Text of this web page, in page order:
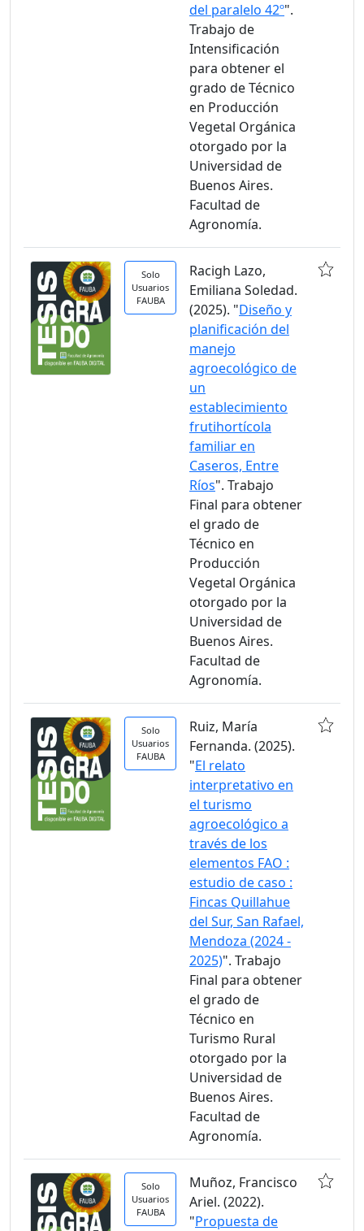
del paralelo 42º".
Trabajo de
Intensificación
para obtener el
grado de Técnico
en Producción
Vegetal Orgánica
otorgado por la
Universidad de
Buenos Aires.
Facultad de
Agronomía.
Solo
Usuarios
FAUBA
Racigh Lazo,
Emiliana Soledad.
(2025). "Diseño y
planificación del
manejo
agroecológico de
un
establecimiento
frutihortícola
familiar en
Caseros, Entre
Ríos". Trabajo
Final para obtener
el grado de
Técnico en
Producción
Vegetal Orgánica
otorgado por la
Universidad de
Buenos Aires.
Facultad de
Agronomía.
Solo
Usuarios
FAUBA
Ruiz, María
Fernanda. (2025).
"El relato
interpretativo en
el turismo
agroecológico a
través de los
elementos FAO :
estudio de caso :
Fincas Quillahue
del Sur, San Rafael,
Mendoza (2024 -
2025)". Trabajo
Final para obtener
el grado de
Técnico en
Turismo Rural
otorgado por la
Universidad de
Buenos Aires.
Facultad de
Agronomía.
Solo
Usuarios
FAUBA
Muñoz, Francisco
Ariel. (2022).
"Propuesta de